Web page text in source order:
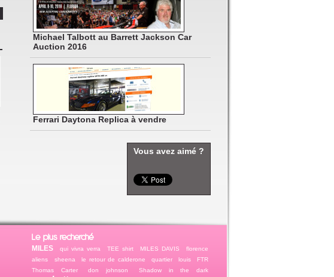
Michael Talbott au Barrett Jackson Car
Auction 2016
Ferrari Daytona Replica à vendre
Vous avez aimé ?
Le plus recherché
MILES qui vivra verra TEE shirt MILES DAVIS
florence
aliens
sheena le retour de calderone quartier louis
FTR
Thomas Carter
don johnson Shadow in the dark